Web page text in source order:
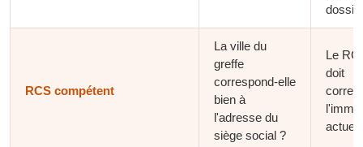
RCS compétent
La ville du
greffe
correspond-elle
bien à
l'adresse du
siège social ?
Le
doit